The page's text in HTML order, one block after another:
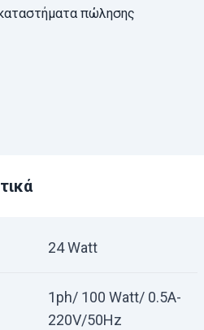
πώλησης
24 Watt
1ph/ 100 Watt/ 0.5A-
220V/50Hz